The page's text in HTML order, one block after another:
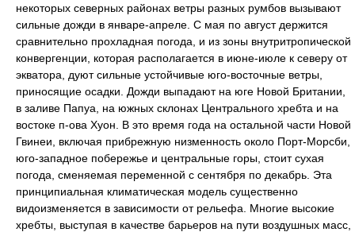
некоторых северных районах ветры разных румбов вызывают
сильные дожди в январе-апреле. С мая по август держится
сравнительно прохладная погода, и из зоны внутритропической
конвергенции, которая располагается в июне-июле к северу от
экватора, дуют сильные устойчивые юго-восточные ветры,
приносящие осадки. Дожди выпадают на юге Новой Британии,
в заливе Папуа, на южных склонах Центрального хребта и на
востоке п-ова Хуон. В это время года на остальной части Новой
Гвинеи, включая прибрежную низменность около Порт-Морсби,
юго-западное побережье и центральные горы, стоит сухая
погода, сменяемая переменной с сентября по декабрь. Эта
принципиальная климатическая модель существенно
видоизменяется в зависимости от рельефа. Многие высокие
хребты, выступая в качестве барьеров на пути воздушных масс,